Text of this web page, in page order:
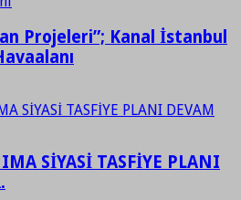
Projeleri”; Kanal İstanbul
SİYASİ TASFİYE PLANI